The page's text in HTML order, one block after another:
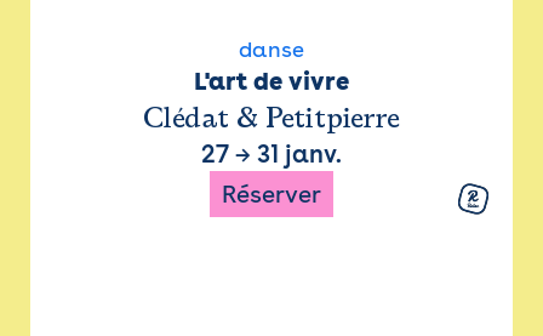
danse
L'art de vivre
Clédat & Petitpierre
27 → 31 janv.
Réserver